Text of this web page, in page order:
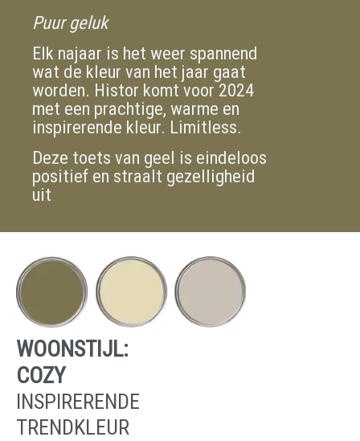
Puur geluk
Elk najaar is het weer spannend
wat de kleur van het jaar gaat
worden. Histor komt voor 2024
met een prachtige, warme en
inspirerende kleur. Limitless.
Deze toets van geel is eindeloos
positief en straalt gezelligheid
uit
WOONSTIJL:
COZY
INSPIRERENDE
TRENDKLEUR